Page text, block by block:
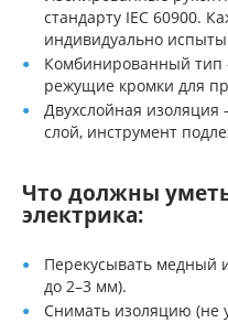
стандарту IEC 60900.
индивидуально
Комбинированный тип
режущие кромки для
Двухслойная
слой, инструмент
Что должны
электрика:
Перекусывать медный
до 2–3 мм).
Снимать изоляцию (не